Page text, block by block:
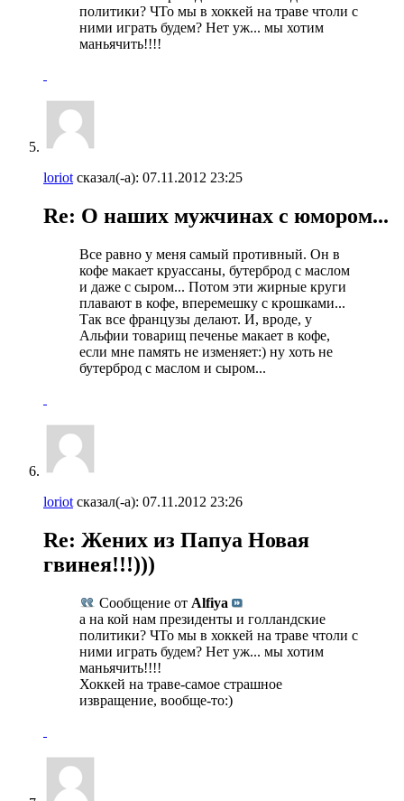
политики? ЧТо мы в хоккей на траве чтоли с
ними играть будем? Нет уж... мы хотим
маньячить!!!!
loriot сказал(-а): 07.11.2012 23:25
Re: О наших мужчинах с юмором...
Все равно у меня самый противный. Он в
кофе макает круассаны, бутерброд с маслом
и даже с сыром... Потом эти жирные круги
плавают в кофе, вперемешку с крошками...
Так все французы делают. И, вроде, у
Альфии товарищ печенье макает в кофе,
если мне память не изменяет:) ну хоть не
бутерброд с маслом и сыром...
loriot сказал(-а): 07.11.2012 23:26
Re: Жених из Папуа Новая
гвинея!!!)))
Сообщение от Alfiya
а на кой нам президенты и голландские
политики? ЧТо мы в хоккей на траве чтоли с
ними играть будем? Нет уж... мы хотим
маньячить!!!!
Хоккей на траве-самое страшное
извращение, вообще-то:)